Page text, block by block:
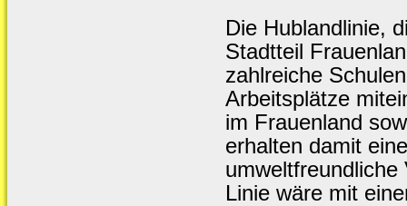
Die Hublandlinie,
Stadtteil
zahlreiche
Arbeitsplätze
im Frauenland
erhalten damit
Linie wäre mit